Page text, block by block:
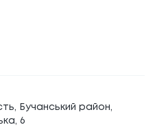
Бучанський район,
6